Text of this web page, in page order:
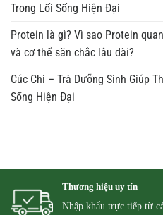
Trong Lối Sống Hiện Đại
Protein là gì? Vì sao Protein
và cơ thể săn chắc lâu dài?
Cúc Chi – Trà Dưỡng Sinh Giúp
Sống Hiện Đại
Thương hiệu uy tín
Nhập khẩu trực tiếp từ